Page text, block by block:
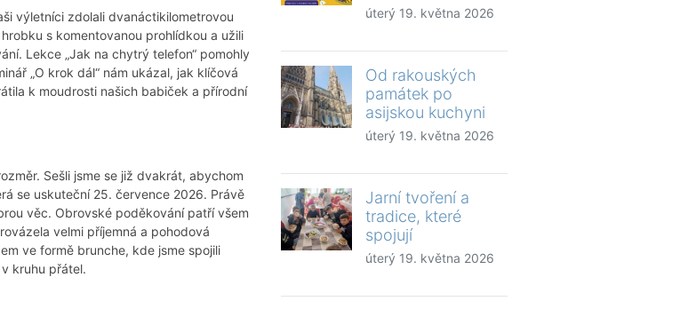
výletníci zdolali dvanáctikilometrovou
s komentovanou prohlídkou a užili
Lekce „Jak na chytrý telefon“ pomohly
„O krok dál“ nám ukázal, jak klíčová
k moudrosti našich babiček a přírodní
Sešli jsme se již dvakrát, abychom
se uskuteční 25. července 2026. Právě
věc. Obrovské poděkování patří všem
velmi příjemná a pohodová
ve formě brunche, kde jsme spojili
kruhu přátel.
úterý 19. května 2026
Od rakouských
památek po
asijskou kuchyni
úterý 19. května 2026
Jarní tvoření a
tradice, které
spojují
úterý 19. května 2026